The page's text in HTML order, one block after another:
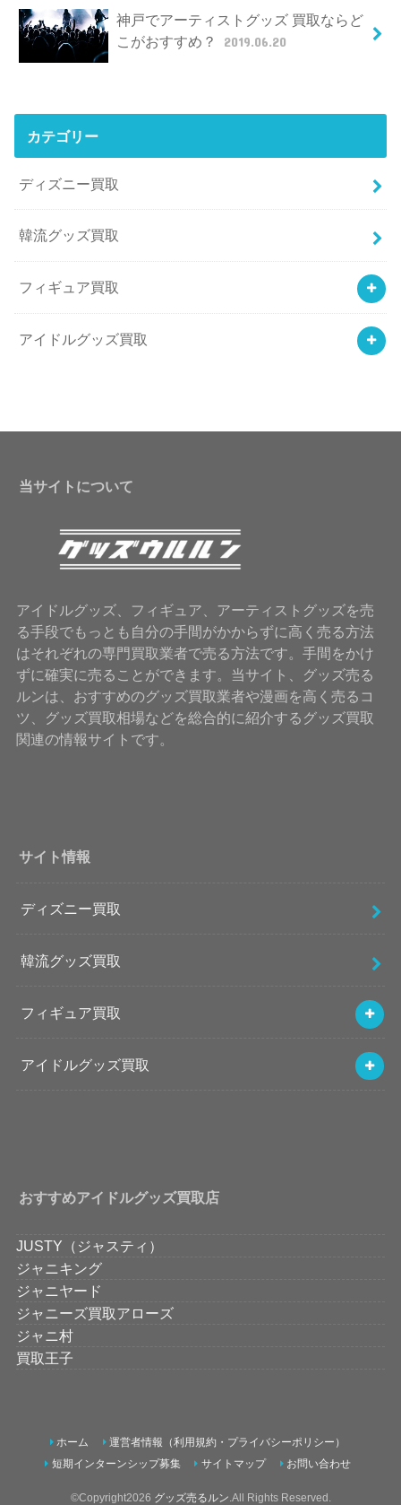
神戸でアーティストグッズ 買取ならど
こがおすすめ？
2019.06.20
カテゴリー
ディズニー買取
韓流グッズ買取
フィギュア買取
アイドルグッズ買取
当サイトについて
アイドルグッズ、フィギュア、アーティストグッズを売
る手段でもっとも自分の手間がかからずに高く売る方法
はそれぞれの専門買取業者で売る方法です。手間をかけ
ずに確実に売ることができます。当サイト、グッズ売る
ルンは、おすすめのグッズ買取業者や漫画を高く売るコ
ツ、グッズ買取相場などを総合的に紹介するグッズ買取
関連の情報サイトです。
サイト情報
ディズニー買取
韓流グッズ買取
フィギュア買取
アイドルグッズ買取
おすすめアイドルグッズ買取店
JUSTY（ジャスティ）
ジャニキング
ジャニヤード
ジャニーズ買取アローズ
ジャニ村
買取王子
ホーム
運営者情報（利用規約・プライバシーポリシー）
短期インターンシップ募集
サイトマップ お問い合わせ
©Copyright2026 グッズ売るルン .All Rights Reserved.